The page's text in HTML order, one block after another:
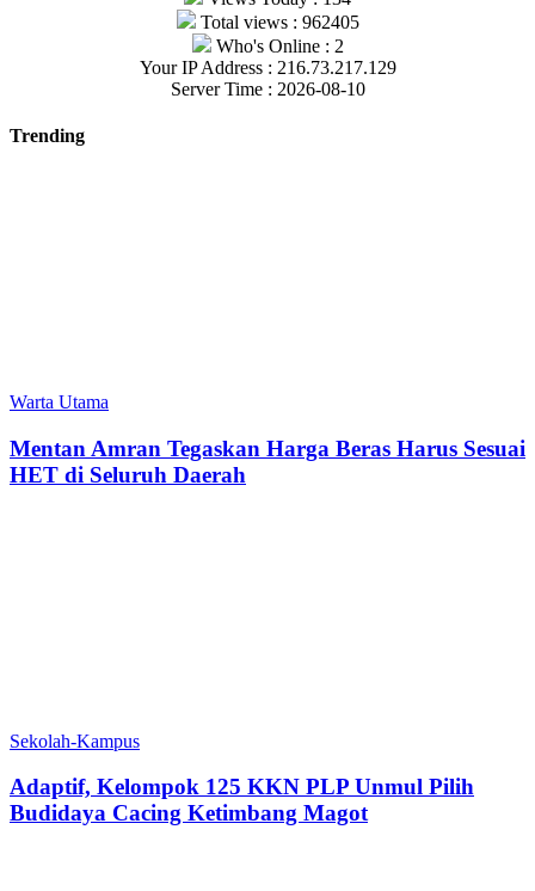
Total views : 962405
Who's Online : 2
Your IP Address : 216.73.217.129
Server Time : 2026-08-10
Trending
Warta Utama
Mentan Amran Tegaskan Harga Beras Harus Sesuai
HET di Seluruh Daerah
Sekolah-Kampus
‎Adaptif, Kelompok 125 KKN PLP Unmul Pilih
Budidaya Cacing Ketimbang Magot